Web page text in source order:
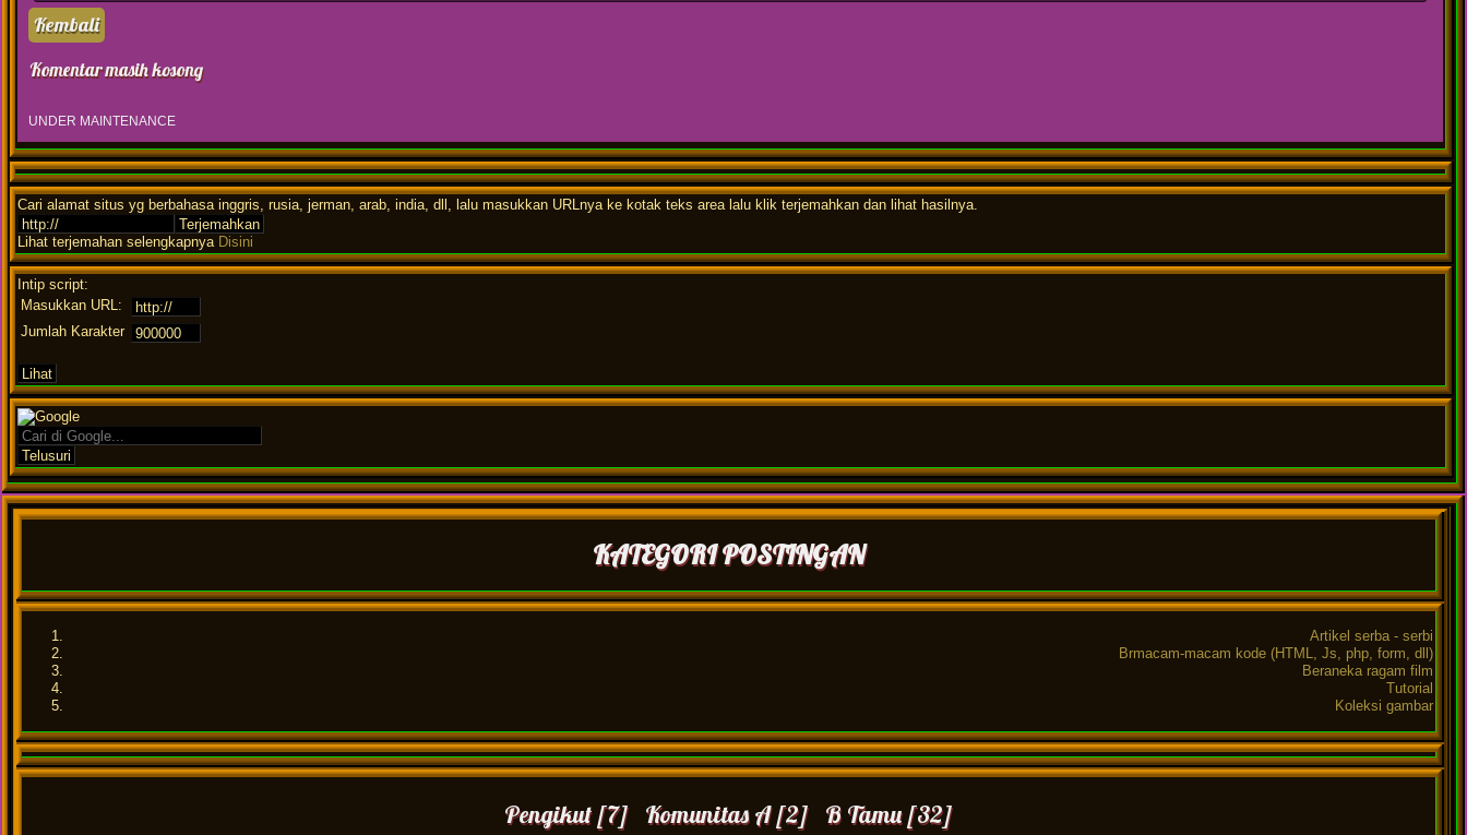
Kembali
Komentar masih kosong
UNDER MAINTENANCE
Cari alamat situs yg berbahasa inggris, rusia, jerman, arab, india, dll, lalu masukkan URLnya ke kotak teks area lalu klik terjemahkan dan lihat hasilnya.
Lihat terjemahan selengkapnya Disini
Intip script:
Masukkan URL:
Jumlah Karakter
KATEGORI POSTINGAN
Artikel serba - serbi
Brmacam-macam kode (HTML, Js, php, form, dll)
Beraneka ragam film
Tutorial
Koleksi gambar
Pengikut [7] Komunitas A [2] B Tamu [32]